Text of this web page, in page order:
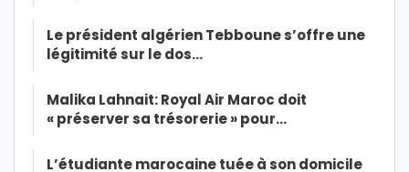
Le président algérien Tebboune s’offre une
légitimité sur le dos…
Malika Lahnait: Royal Air Maroc doit
« préserver sa trésorerie » pour…
L’étudiante marocaine tuée à son domicile